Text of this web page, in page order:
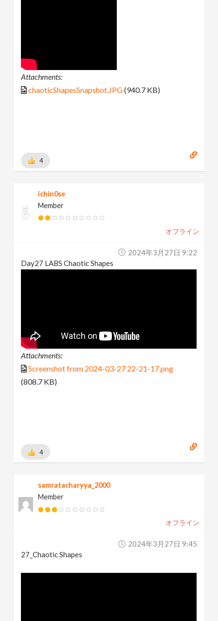
Attachments:
chaoticShapesSnapshot.JPG(940.7 KB)
4
ichin0se
Member
オフライン
2024年3月27日 9:22
Day27 LABS Chaotic Shapes
Attachments:
Screenshot from 2024-03-27 22-21-17.png
(808.7 KB)
4
samratacharyya_2000
Member
オフライン
2024年3月27日 9:45
27_Chaotic Shapes